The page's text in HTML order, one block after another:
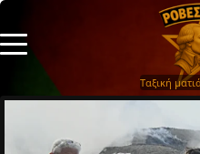
Ταξική